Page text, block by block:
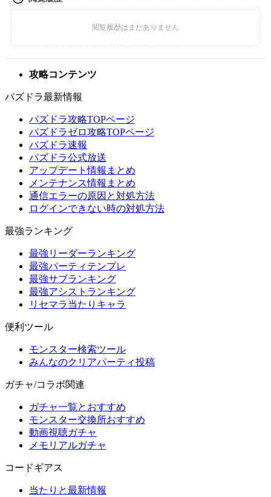
攻略コンテンツ
パズドラ最新情報
パズドラ攻略TOPページ
パズドラゼロ攻略TOPページ
パズドラ速報
パズドラ公式放送
アップデート情報まとめ
メンテナンス情報まとめ
通信エラーの原因と対処方法
ログインできない時の対処方法
最強ランキング
最強リーダーランキング
最強パーティテンプレ
最強サブランキング
最強アシストランキング
リセマラ当たりキャラ
便利ツール
モンスター検索ツール
みんなのクリアパーティ投稿
ガチャ/コラボ関連
ガチャ一覧とおすすめ
モンスター交換所おすすめ
動画視聴ガチャ
メモリアルガチャ
コードギアス
当たりと最新情報